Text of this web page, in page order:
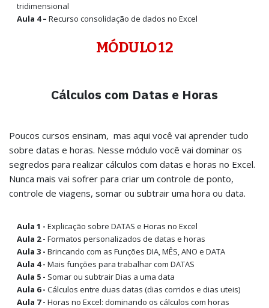
tridimensional
Aula 4 – Recurso consolidação de dados no Excel
MÓDULO 12
Cálculos com Datas e Horas
Poucos cursos ensinam, mas aqui você vai aprender tudo
sobre datas e horas. Nesse módulo você vai dominar os
segredos para realizar cálculos com datas e horas no Excel.
Nunca mais vai sofrer para criar um controle de ponto,
controle de viagens, somar ou subtrair uma hora ou data.
Aula 1 - Explicação sobre DATAS e Horas no Excel
Aula 2 - Formatos personalizados de datas e horas
Aula 3 - Brincando com as Funções DIA, MÊS, ANO e DATA
Aula 4 - Mais funções para trabalhar com DATAS
Aula 5 - Somar ou subtrair Dias a uma data
Aula 6 - Cálculos entre duas datas (dias corridos e dias uteis)
Aula 7 - Horas no Excel: dominando os cálculos com horas